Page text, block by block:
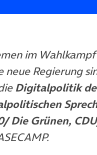
im Wahlkampf
neue Regierung
Digitalpolitik
Die Grünen,